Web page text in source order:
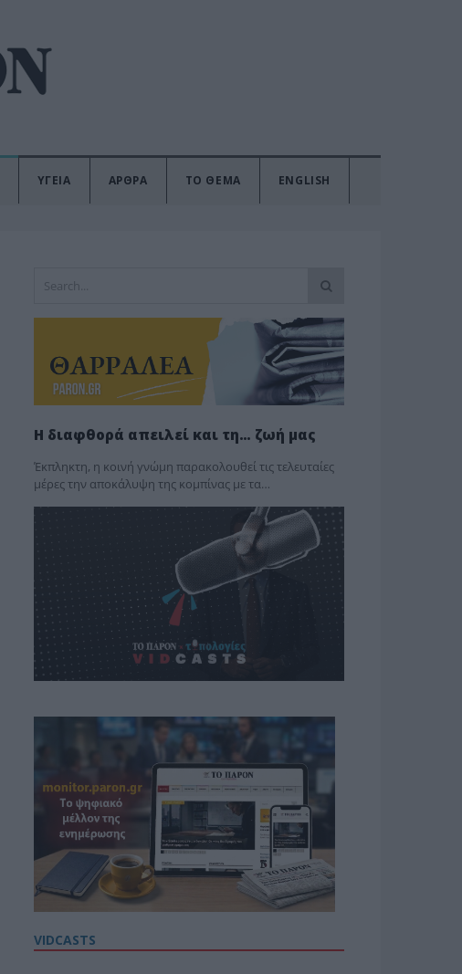
ΥΓΕΙΑ ΑΡΘΡΑ ΤΟ ΘΕΜΑ ENGLISH
Η διαφθορά απειλεί και τη… ζωή μας
Έκπληκτη, η κοινή γνώμη παρακολουθεί τις τελευταίες
μέρες την αποκάλυψη της κο­μπίνας με τα…
VIDCASTS